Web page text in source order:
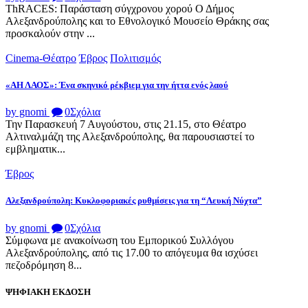
ThRACES: Παράσταση σύγχρονου χορού Ο Δήμος
Αλεξανδρούπολης και το Εθνολογικό Μουσείο Θράκης σας
προσκαλούν στην ...
Cinema-Θέατρο Έβρος Πολιτισμός
«ΑΗ ΛΑΟΣ»: Ένα σκηνικό ρέκβιεμ για την ήττα ενός λαού
by gnomi 0Σχόλια
Την Παρασκευή 7 Αυγούστου, στις 21.15, στο Θέατρο
Αλτιναλμάζη της Αλεξανδρούπολης, θα παρουσιαστεί το
εμβληματικ...
Έβρος
Αλεξανδρούπολη: Κυκλοφοριακές ρυθμίσεις για τη “Λευκή Νύχτα”
by gnomi 0Σχόλια
Σύμφωνα με ανακοίνωση του Εμπορικού Συλλόγου
Αλεξανδρούπολης, από τις 17.00 το απόγευμα θα ισχύσει
πεζοδρόμηση 8...
ΨΗΦΙΑΚΗ ΕΚΔΟΣΗ